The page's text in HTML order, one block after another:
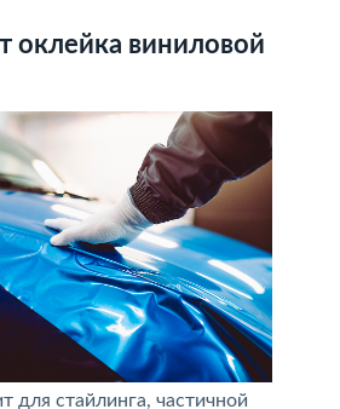
оклейка виниловой
для стайлинга, частичной